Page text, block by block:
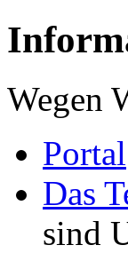
Wegen
Portal
Das
sind